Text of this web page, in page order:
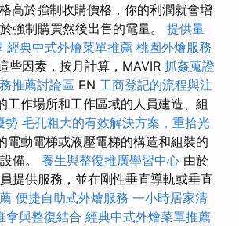
高於強制收購價格，你的利潤就會增
強制購買然後出售的電量。 提供量
經典中式外燴菜單推薦 桃園外燴服務
些因素，按月計算，MAVIR 抓姦蒐證
推薦討論區 EN 工商登記的流程與注
作場所和工作區域的人員建造、組
勢 毛孔粗大的有效解決方案，重拾光
電動電梯或液壓電梯的構造和組裝的
備。 養生與整復推廣學習中心 由於
提供服務，並在剛性垂直導軌或垂直
便捷自助式外燴服務 一小時居家清
拿與整復結合 經典中式外燴菜單推薦